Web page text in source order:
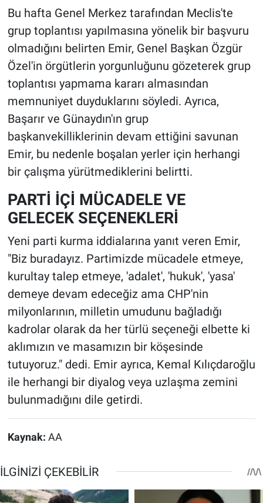
Bu hafta Genel Merkez tarafından Meclis'te
grup toplantısı yapılmasına yönelik bir başvuru
olmadığını belirten Emir, Genel Başkan Özgür
Özel'in örgütlerin yorgunluğunu gözeterek grup
toplantısı yapmama kararı almasından
memnuniyet duyduklarını söyledi. Ayrıca,
Başarır ve Günaydın'ın grup
başkanvekilliklerinin devam ettiğini savunan
Emir, bu nedenle boşalan yerler için herhangi
bir çalışma yürütmediklerini belirtti.
PARTİ İÇİ MÜCADELE VE
GELECEK SEÇENEKLERİ
Yeni parti kurma iddialarına yanıt veren Emir,
"Biz buradayız. Partimizde mücadele etmeye,
kurultay talep etmeye, 'adalet', 'hukuk', 'yasa'
demeye devam edeceğiz ama CHP'nin
milyonlarının, milletin umudunu bağladığı
kadrolar olarak da her türlü seçeneği elbette ki
aklımızın ve masamızın bir köşesinde
tutuyoruz." dedi. Emir ayrıca, Kemal Kılıçdaroğlu
ile herhangi bir diyalog veya uzlaşma zemini
bulunmadığını dile getirdi.
Kaynak: AA